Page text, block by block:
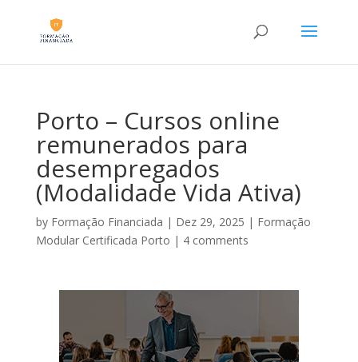
Porto – Cursos online
remunerados para
desempregados
(Modalidade Vida Ativa)
by Formação Financiada | Dez 29, 2025 | Formação
Modular Certificada Porto | 4 comments